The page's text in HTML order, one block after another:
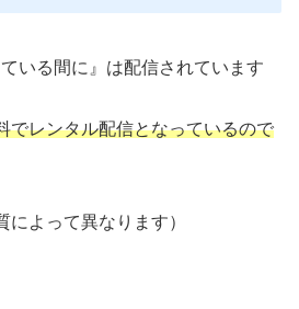
いる間に』は配信されています
でレンタル配信となっているので
によって異なります）